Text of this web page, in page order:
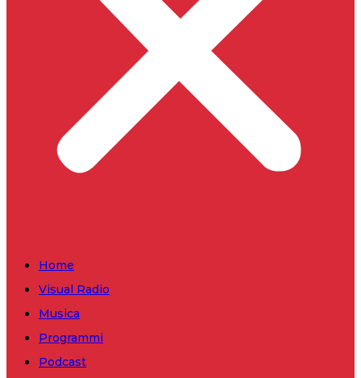
Home
Visual Radio
Musica
Programmi
Podcast